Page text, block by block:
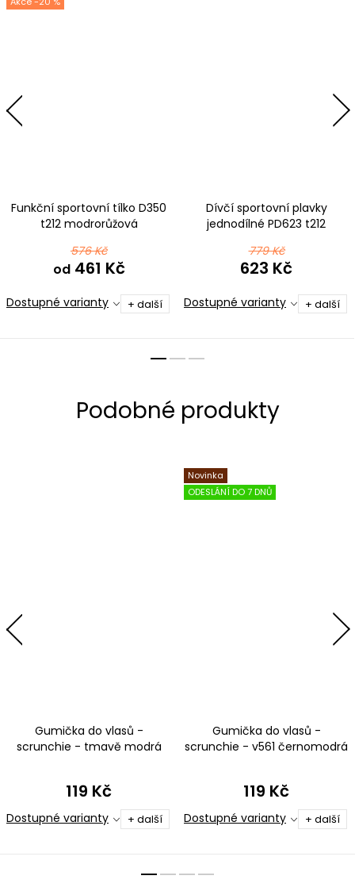
Funkční sportovní tílko D350
t212 modrorůžová
576 Kč
od461 Kč
Dostupné varianty + další
Dívčí sportovní plavky
jednodílné PD623 t212
779 Kč
623 Kč
Dostupné varianty + další
Gumička do vlasů -
scrunchie - tmavě modrá
119 Kč
Dostupné varianty + další
Novinka
ODESLÁNÍ DO 7 DNŮ
Gumička do vlasů -
scrunchie - v561 černomodrá
119 Kč
Dostupné varianty + další